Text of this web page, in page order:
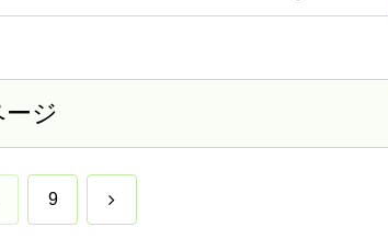
ジ
9 次